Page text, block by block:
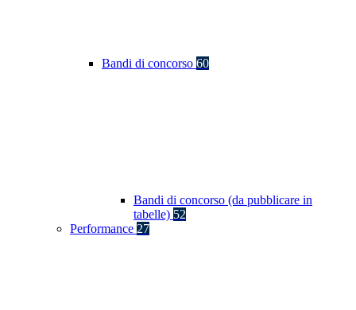
Bandi di concorso 60
Bandi di concorso (da pubblicare in
tabelle) 52
Performance 27